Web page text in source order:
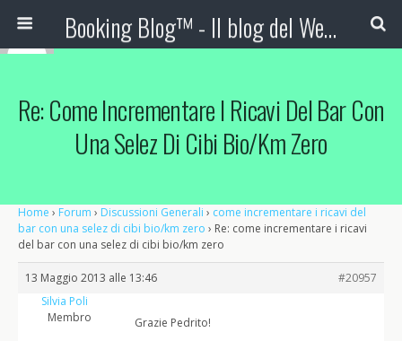
Booking Blog™ - Il blog del Web Marketing Turistico
Re: Come Incrementare I Ricavi Del Bar Con
Una Selez Di Cibi Bio/km Zero
Home › Forum › Discussioni Generali › come incrementare i ricavi del
bar con una selez di cibi bio/km zero › Re: come incrementare i ricavi
del bar con una selez di cibi bio/km zero
13 Maggio 2013 alle 13:46
#20957
Silvia Poli
Membro
Grazie Pedrito!